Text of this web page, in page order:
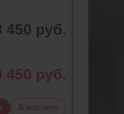
450 руб.
450 руб.
В корзину